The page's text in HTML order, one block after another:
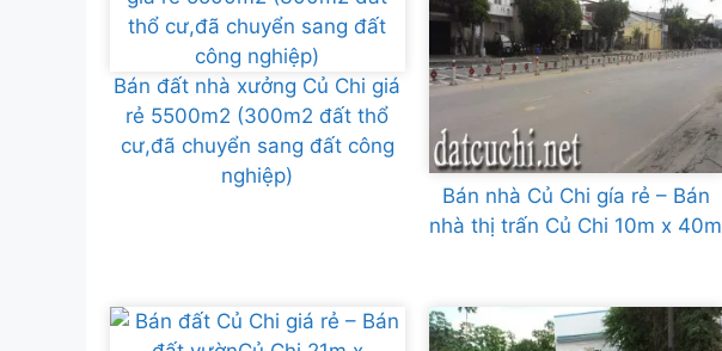
Bán đất nhà xưởng Củ Chi giá
rẻ 5500m2 (300m2 đất thổ
cư,đã chuyển sang đất công
nghiệp)
Bán nhà Củ Chi gía rẻ – Bán
nhà thị trấn Củ Chi 10m x 40m